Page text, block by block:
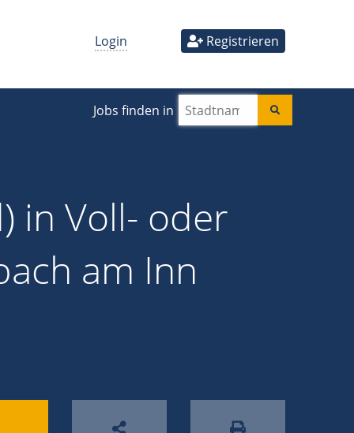
Login Registrieren
Jobs finden in
in Voll- oder
am Inn